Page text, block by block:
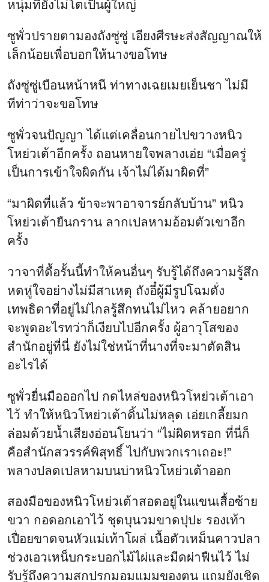
หนุ่มที่ยังไม่โตเป็นผู้ใหญ่
ซูพั่วปรายตามองถังซู่ซู่ เอียงศีรษะส่งสัญญาณให้
เล็กน้อยเพื่อบอกให้นางขอโทษ
ถังซู่ซู่เบือนหน้าหนี ท่าทางเฉยเมยเย็นชา ไม่มี
ทีท่าว่าจะขอโทษ
ซูพั่วจนปัญญา ได้แต่เคลื่อนกายไปขวางหนิว
โหย่วเต้าอีกครั้ง ถอนหายใจพลางเอ่ย “เมื่อครู่
เป็นการเข้าใจผิดกัน เจ้าไม่ได้มาผิดที่”
“มาผิดที่แล้ว ข้าจะพาอาจารย์กลับบ้าน” หนิว
โหย่วเต้ายืนกราน ลากเปลหามอ้อมตัวเขาอีก
ครั้ง
วาจาที่ดื้อรั้นนี้ทำให้คนอื่นๆ รับรู้ได้ถึงความรู้สึก
หดหู่ใจอย่างไม่มีสาเหตุ ถังอี๋ผู้มีรูปโฉมดั่ง
เทพธิดาที่อยู่ไม่ไกลรู้สึกทนไม่ไหว คล้ายอยาก
จะพูดอะไรทว่าก็เงียบไปอีกครั้ง ผู้อาวุโสของ
สำนักอยู่ที่นี่ ยังไม่ใช่หน้าที่นางที่จะมาตัดสิน
อะไรได้
ซูพั่วยื่นมือออกไป กดไหล่ของหนิวโหย่วเต้าเอา
ไว้ ทำให้หนิวโหย่วเต้าดิ้นไม่หลุด เอ่ยเกลี้ยมก
ล่อมด้วยน้ำเสียงอ่อนโยนว่า “ไม่ผิดหรอก ที่นี่ก็
คือสำนักสวรรค์พิสุทธิ์ ไปกับพวกเราเถอะ!”
พลางปลดเปลหามบนบ่าหนิวโหย่วเต้าออก
สองมือของหนิวโหย่วเต้าสอดอยู่ในแขนเสื้อซ้าย
ขวา กอดอกเอาไว้ ชุดบุนวมขาดปุปะ รองเท้า
เปื่อยขาดจนหัวแม่เท้าโผล่ เนื้อตัวเหม็นคาวปลา
ช่วงเอวเหน็บกระบอกไม้ไผ่และมีดผ่าฟืนไว้ ไม่
รับรู้ถึงความสกปรกมอมแมมของตน แถมยังเชิด